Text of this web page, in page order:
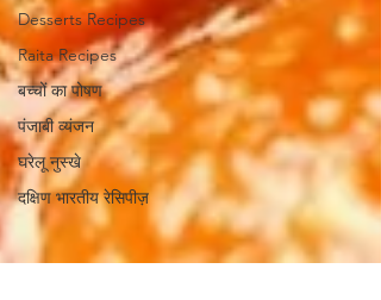
Desserts Recipes
Raita Recipes
बच्चों का पोषण
पंजाबी व्यंजन
घरेलू नुस्खे
दक्षिण भारतीय रेसिपीज़